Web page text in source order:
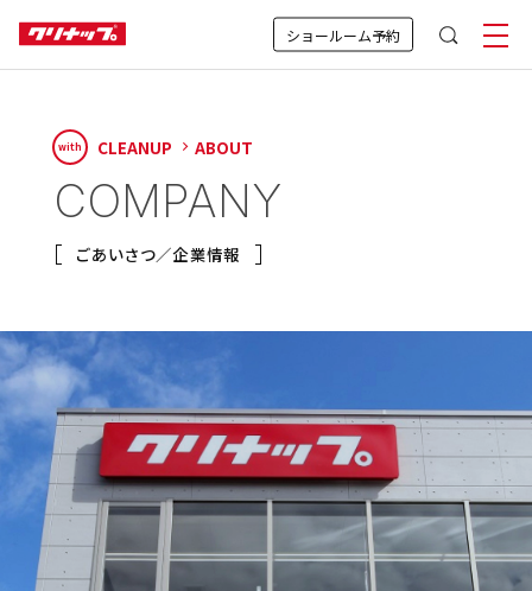
ショールーム予約
with CLEANUP ABOUT
COMPANY
ごあいさつ／企業情報